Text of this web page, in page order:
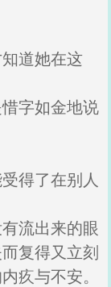
道她在这
字如金地说
得了在别人
流出来的眼
复得又立刻
疚与不安。